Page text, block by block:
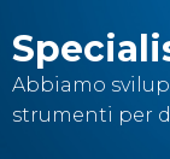
Abbiamo
strumenti per